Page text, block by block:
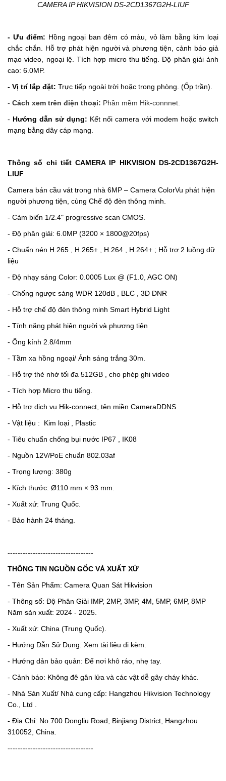
CAMERA IP HIKVISION DS-2CD1367G2H-LIUF
- Ưu điểm: Hồng ngoại ban đêm có màu, vỏ làm bằng kim loại
chắc chắn. Hỗ trợ phát hiện người và phương tiện, cảnh báo giả
mạo video, ngoại lệ. Tích hợp micro thu tiếng. Độ phân giải ảnh
cao: 6.0MP.
- Vị trí lắp đặt: Trực tiếp ngoài trời hoặc trong phòng. (Ốp trần).
- Cách xem trên điện thoại: Phần mềm Hik-connnet.
- Hướng dẫn sử dụng: Kết nối camera với modem hoặc switch
mạng bằng dây cáp mạng.
Thông số chi tiết CAMERA IP HIKVISION DS-2CD1367G2H-
LIUF
Camera bán cầu vát trong nhà 6MP – Camera ColorVu phát hiện
người phương tiện, cùng Chế độ đèn thông minh.
- Cảm biến 1/2.4" progressive scan CMOS.
- Độ phân giải: 6.0MP (3200 × 1800@20fps)
- Chuẩn nén H.265 , H.265+ , H.264 , H.264+ ; Hỗ trợ 2 luồng dữ
liệu
- Độ nhạy sáng Color: 0.0005 Lux @ (F1.0, AGC ON)
- Chống ngược sáng WDR 120dB , BLC , 3D DNR
- Hỗ trợ chế độ đèn thông minh Smart Hybrid Light
- Tính năng phát hiện người và phương tiện
- Ống kính 2.8/4mm
- Tầm xa hồng ngoại/ Ánh sáng trắng 30m.
- Hỗ trợ thẻ nhớ tối đa 512GB , cho phép ghi video
- Tích hợp Micro thu tiếng.
- Hỗ trợ dịch vụ Hik-connect, tên miền CameraDDNS
- Vật liệu :
Kim loại , Plastic
- Tiêu chuẩn chống bụi nước IP67 , IK08
- Nguồn 12V/PoE chuẩn 802.03af
- Trọng lượng: 380g
- Kích thước: Ø110 mm × 93 mm.
- Xuất xứ: Trung Quốc.
- Bảo hành 24 tháng.
----------------------------------
THÔNG TIN NGUỒN GỐC VÀ XUẤT XỨ
- Tên Sản Phẩm: Camera Quan Sát Hikvision
- Thông số: Độ Phân Giải IMP, 2MP, 3MP, 4M, 5MP, 6MP, 8MP
Năm sản xuất: 2024 - 2025.
- Xuất xứ: China (Trung Quốc).
- Hướng Dẫn Sử Dụng: Xem tài liệu di kèm.
- Hướng dản bảo quản: Để nơi khô ráo, nhẹ tay.
- Cảnh báo: Không đê gân lửa và các vật dễ gây cháy khác.
- Nhà Sản Xuất/ Nhà cung cấp: Hangzhou Hikvision Technology
Co., Ltd .
- Địa Chỉ: No.700 Dongliu Road, Binjiang District, Hangzhou
310052, China.
----------------------------------